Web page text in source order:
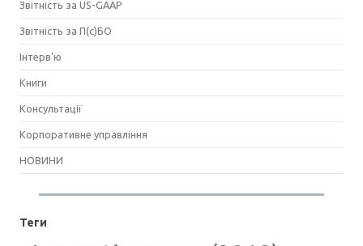
Звітність за US-GAAP
Звітність за П(с)БО
Інтерв'ю
Книги
Консультації
Корпоративне управління
НОВИНИ
Теги